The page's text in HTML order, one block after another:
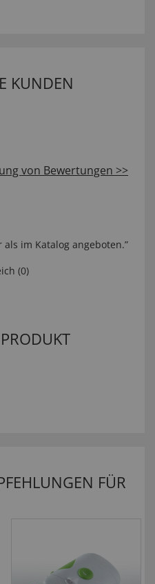
KUNDEN
von Bewertungen >>
im Katalog angeboten.”
(0)
FÜR